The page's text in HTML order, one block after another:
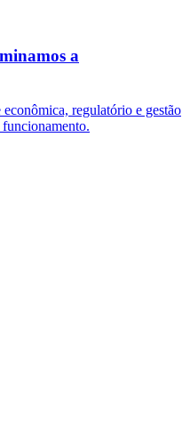
a
regulatório e gestão